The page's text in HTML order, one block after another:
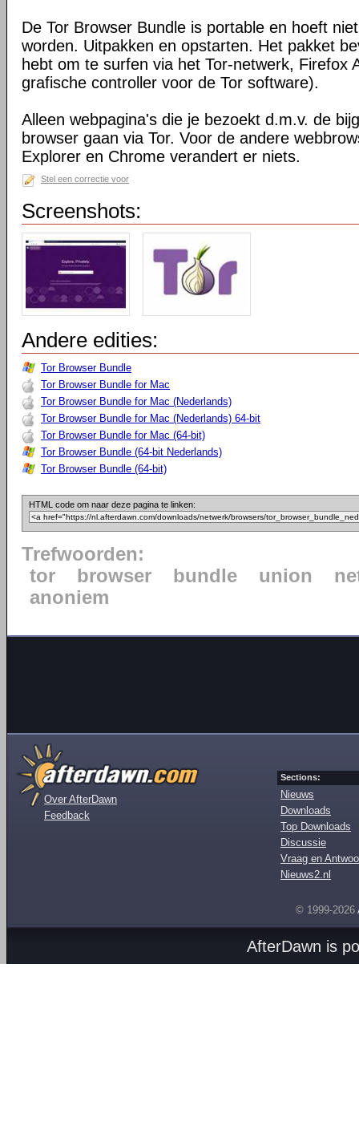
De Tor Browser Bundle is portable en hoeft
worden. Uitpakken en opstarten. Het pakket
hebt om te surfen via het Tor-netwerk, Firefox
grafische controller voor de Tor software).
Alleen webpagina's die je bezoekt d.m.v. de
browser gaan via Tor. Voor de andere
Explorer en Chrome verandert er niets.
Stel een correctie voor
Screenshots:
Andere edities:
Tor Browser Bundle
Tor Browser Bundle for Mac
Tor Browser Bundle for Mac (Nederlands)
Tor Browser Bundle for Mac (Nederlands) 64-bit
Tor Browser Bundle for Mac (64-bit)
Tor Browser Bundle (64-bit Nederlands)
Tor Browser Bundle (64-bit)
HTML code om naar deze pagina te linken:
Trefwoorden:
tor
browser bundle union
anoniem
Over AfterDawn
Feedback
Sections:
Nieuws
Downloads
Top Downloads
Discussie
Vraag en
Nieuws2.nl
© 1999-2026
AfterDawn is